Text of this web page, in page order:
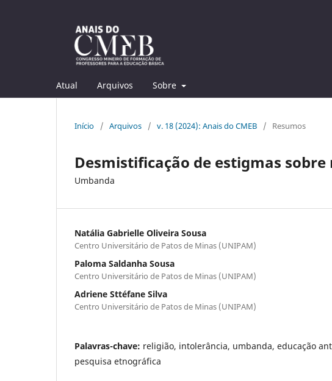
Atual Arquivos Sobre
Início / Arquivos / v. 18 (2024): Anais do CMEB / Resumos
Desmistificação de estigmas
Umbanda
Natália Gabrielle Oliveira Sousa
Centro Universitário de Patos de Minas (UNIPAM)
Paloma Saldanha Sousa
Centro Universitário de Patos de Minas (UNIPAM)
Adriene Sttéfane Silva
Centro Universitário de Patos de Minas (UNIPAM)
Palavras-chave: religião, intolerância, umbanda, educação
pesquisa etnográfica